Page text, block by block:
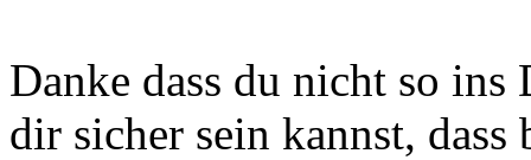
Danke dass du nicht so
dir sicher sein kannst, dass